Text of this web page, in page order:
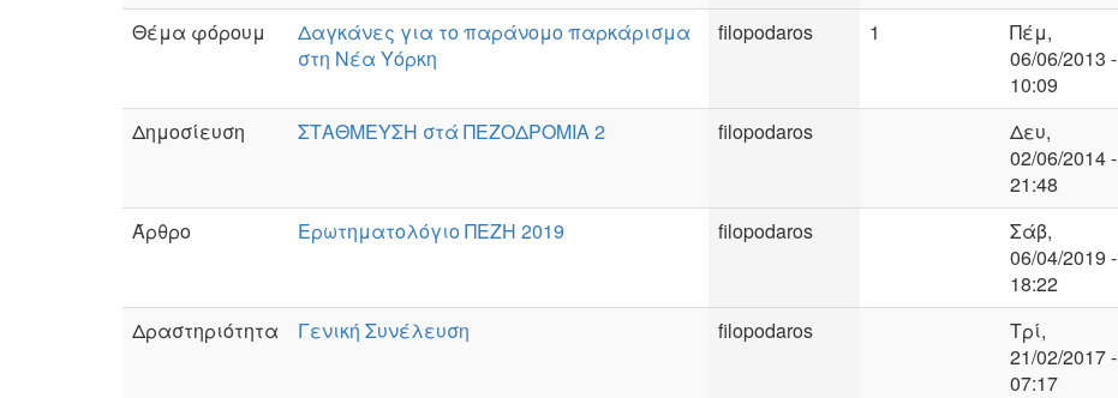
Θέμα φόρουμ
Δαγκάνες για το παράνομο παρκάρισμα
στη Νέα Υόρκη
filopodaros 1
Πέμ,
06/06/2013 -
10:09
Δημοσίευση
ΣΤΑΘΜΕΥΣΗ στά ΠΕΖΟΔΡΟΜΙΑ 2 filopodaros
Δευ,
02/06/2014 -
21:48
Άρθρο
Ερωτηματολόγιο ΠΕΖΗ 2019 filopodaros
Σάβ,
06/04/2019 -
18:22
Δραστηριότητα
Γενική Συνέλευση filopodaros
Τρί,
21/02/2017 -
07:17